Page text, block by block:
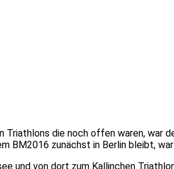
die noch offen waren, war
BM2016 zunächst in Berlin bleibt,
und von dort zum Kallinchen